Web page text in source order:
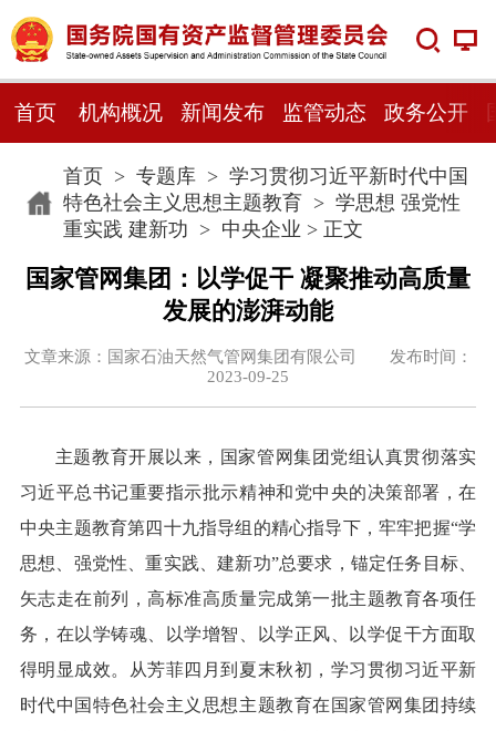
首页 机构概况 新闻发布 监管动态 政务公开
首页> 专题库> 学习贯彻习近平新时代中国
特色社会主义思想主题教育> 学思想 强党性
重实践 建新功 > 中央企业 > 正文
国家管网集团：以学促干 凝聚推动高质量
发展的澎湃动能
文章来源：国家石油天然气管网集团有限公司 发布时间：
2023-09-25
主题教育开展以来，国家管网集团党组认真贯彻落实
习近平总书记重要指示批示精神和党中央的决策部署，在
中央主题教育第四十九指导组的精心指导下，牢牢把握“学
思想、强党性、重实践、建新功”总要求，锚定任务目标、
矢志走在前列，高标准高质量完成第一批主题教育各项任
务，在以学铸魂、以学增智、以学正风、以学促干方面取
得明显成效。从芳菲四月到夏末秋初，学习贯彻习近平新
时代中国特色社会主义思想主题教育在国家管网集团持续